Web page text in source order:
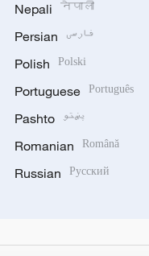
Nepali नेपाली
Persian فارسی
Polish Polski
Portuguese Português
Pashto پښتو
Romanian Română
Russian Русский